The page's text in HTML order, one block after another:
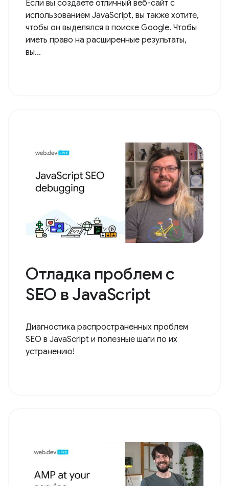
Если вы создаете отличный веб-сайт с
использованием JavaScript, вы также хотите,
чтобы он выделялся в поиске Google. Чтобы
иметь право на расширенные результаты,
вы...
Отладка проблем с
SEO в JavaScript
Диагностика распространенных проблем
SEO в JavaScript и полезные шаги по их
устранению!